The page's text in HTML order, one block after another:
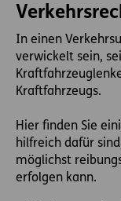
In einen
verwickelt sein,
Kraftfahrzeugs.
Hier finden Sie
hilfreich dafür
möglichst
erfolgen kann.